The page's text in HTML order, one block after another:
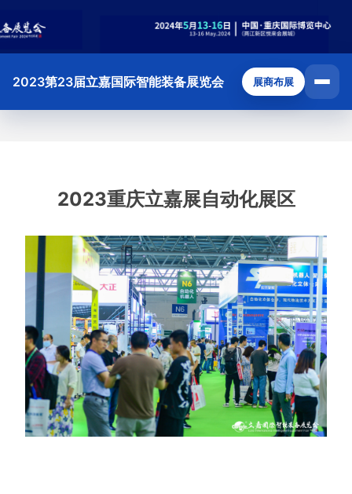
2023第23届立嘉国际智能装备展览会 展商布展
2023重庆立嘉展自动化展区